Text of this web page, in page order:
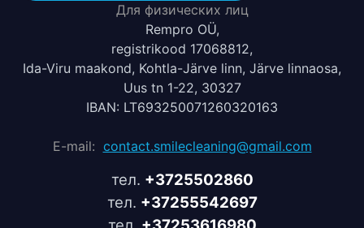
Для физических лиц
Rempro OÜ,
registrikood 17068812,
Ida-Viru maakond, Kohtla-Järve linn, Järve linnaosa,
Uus tn 1-22, 30327
IBAN: LT693250071260320163
E-mail: contact.smilecleaning@gmail.com
тел. +3725502860
тел. +37255542697